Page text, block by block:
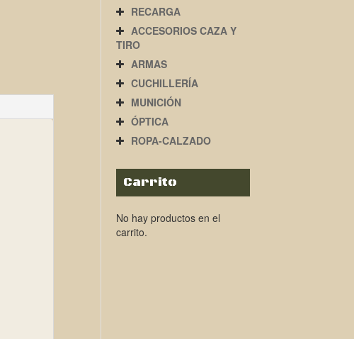
RECARGA
ACCESORIOS CAZA Y
TIRO
ARMAS
CUCHILLERÍA
MUNICIÓN
ÓPTICA
ROPA-CALZADO
Carrito
No hay productos en el
carrito.